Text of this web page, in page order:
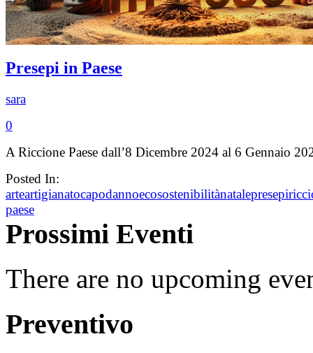
Presepi in Paese
sara
0
A Riccione Paese dall’8 Dicembre 2024 al 6 Gennaio
Posted In:
arteartigianatocapodannoecosostenibilitànatalepresepi
paese
Prossimi Eventi
There are no upcoming
Preventivo